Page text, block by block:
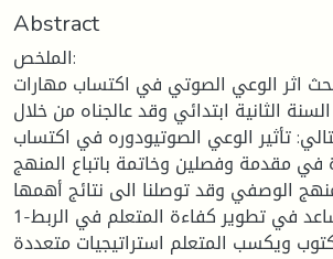
Abstract
الملخص:
اثر الوعي الصوتي في اكتساب مهارات
الثانية ابتدائي وقد عالجناه من خلال
تأثير الوعي الصوتيودوره في اكتساب
في مقدمة وفصلين وخاتمة باتباع المنهج
الوصفي وقد توصلنا الى نتائج أهمها :
1-الوعي الصوتي يساعد في تطوير كفاءة المتعلم في الربط
ويكسب المتعلم استراتيجيات متعددة